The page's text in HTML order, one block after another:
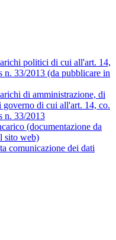
politici di cui all'art. 14,
n. 33/2013 (da pubblicare in
di amministrazione, di
governo di cui all'art. 14, co.
n. 33/2013
(documentazione da
sito web)
comunicazione dei dati